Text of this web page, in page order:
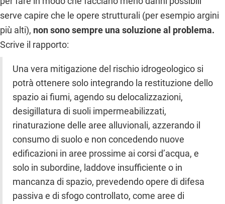
serve capire che le opere strutturali (per esempio argini
più alti), non sono sempre una soluzione al problema.
Scrive il rapporto:
Una vera mitigazione del rischio idrogeologico si
potrà ottenere solo integrando la restituzione dello
spazio ai fiumi, agendo su delocalizzazioni,
desigillatura di suoli impermeabilizzati,
rinaturazione delle aree alluvionali, azzerando il
consumo di suolo e non concedendo nuove
edificazioni in aree prossime ai corsi d’acqua, e
solo in subordine, laddove insufficiente o in
mancanza di spazio, prevedendo opere di difesa
passiva e di sfogo controllato, come aree di